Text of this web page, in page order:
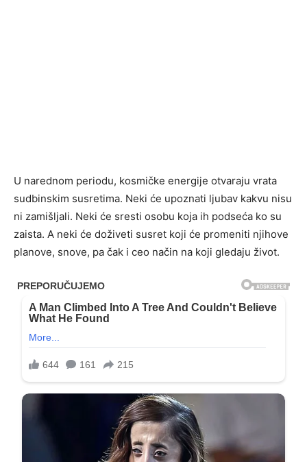
U narednom periodu, kosmičke energije otvaraju vrata
sudbinskim susretima. Neki će upoznati ljubav kakvu nisu
ni zamišljali. Neki će sresti osobu koja ih podseća ko su
zaista. A neki će doživeti susret koji će promeniti njihove
planove, snove, pa čak i ceo način na koji gledaju život.